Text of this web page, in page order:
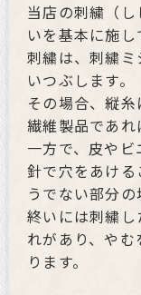
当店の刺繍（
いを基本に施し
刺繍は、刺繍
いつぶします。
その場合、縦
繊維製品であれ
一方で、皮や
針で穴をあけ
うでない部分の
終いには刺繍
れがあり、や
ります。